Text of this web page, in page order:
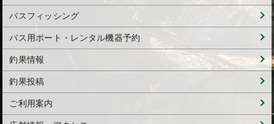
バスフィッシング
バス用ボート・レンタル機器予約
釣果情報
釣果投稿
ご利用案内